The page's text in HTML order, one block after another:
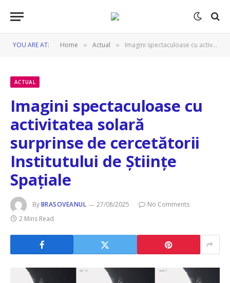
YOU ARE AT: Home » Actual » Imagini spectaculoase cu activitatea solară surprinse de cercetătorii Institutului de Științe Spațiale
ACTUAL
Imagini spectaculoase cu
activitatea solară
surprinse de cercetătorii
Institutului de Științe
Spațiale
ByBRASOVEANUL 27/08/2025
No Comments
2 Mins Read